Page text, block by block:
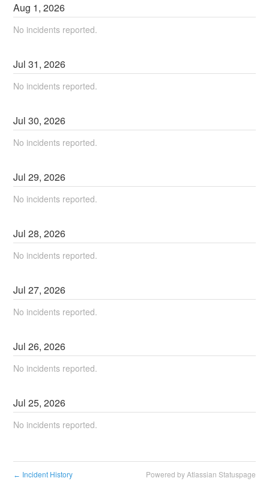
Aug 1,2026
No incidents reported.
Jul31,2026
No incidents reported.
Jul30,2026
No incidents reported.
Jul29,2026
No incidents reported.
Jul28,2026
No incidents reported.
Jul27,2026
No incidents reported.
Jul26,2026
No incidents reported.
Jul25,2026
No incidents reported.
← Incident History Powered by Atlassian Statuspage